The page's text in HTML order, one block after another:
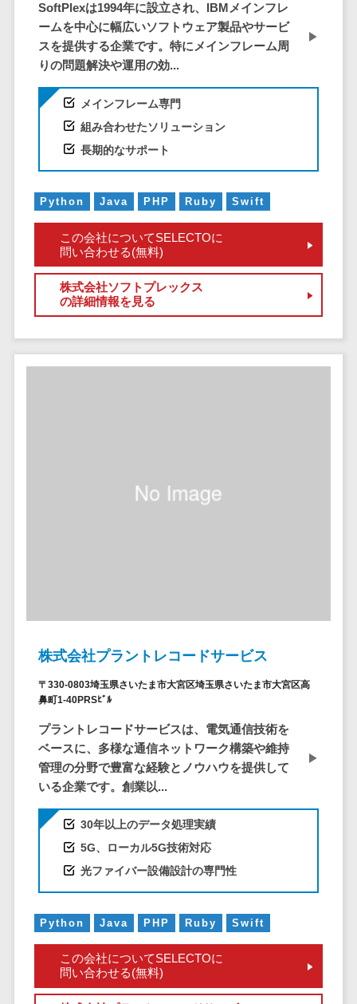
ホテル管理システム>
HACCP管理アプリ>
人材紹介システム>
園務支援システム>
Web出願システム>
バーチャル試着システム>
農業支援システム>
その他業務支援サービス>
音声データ活用>
AI翻訳サービス>
仮想通貨>
NFT>
官公庁・自治体向け
公共施設予約システム>
その他官公庁・自治体向け>
（iPaaS）
クラウド接続
サービス
サービス
情シスアウト
セキュリティ
標的型攻撃メ
ール対策
セキュリテ
ィ・脆弱性診断
ペネトレーシ
ール訓練サービ
ラ
ス
ービス
WAF
リング
エンドポイン
トセキュリティ
（EDR）
CASB
化
電話認証サー
ビス
DLPツール
UTM
不正検知サー
SoftPlexは1994年に設立され、IBMメインフレ
ームを中心に幅広いソフトウェア製品やサービ
スを提供する企業です。特にメインフレーム周
りの問題解決や運用の効...
メインフレーム専門
組み合わせたソリューション
長期的なサポート
Python Java PHP Ruby Swift
この会社についてSELECTOに
問い合わせる(無料)
株式会社ソフトプレックス
の詳細情報を見る
株式会社プラントレコードサービス
〒330-0803埼玉県さいたま市大宮区埼玉県さいたま市大宮区高
鼻町1-40PRSﾋﾞﾙ
プラントレコードサービスは、電気通信技術を
ベースに、多様な通信ネットワーク構築や維持
管理の分野で豊富な経験とノウハウを提供して
いる企業です。創業以...
30年以上のデータ処理実績
5G、ローカル5G技術対応
光ファイバー設備設計の専門性
Python Java PHP Ruby Swift
この会社についてSELECTOに
問い合わせる(無料)